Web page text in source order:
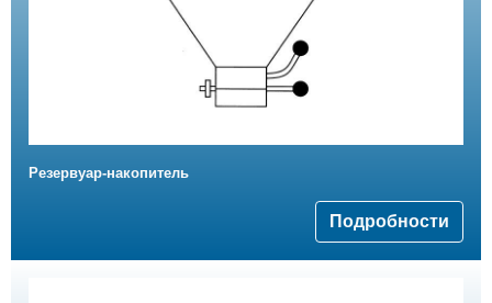
Резервуар-накопитель
Подробности